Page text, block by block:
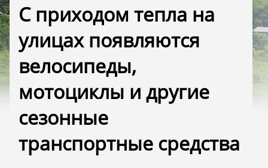
С приходом тепла на
улицах появляются
велосипеды,
мотоциклы и другие
сезонные
транспортные средства